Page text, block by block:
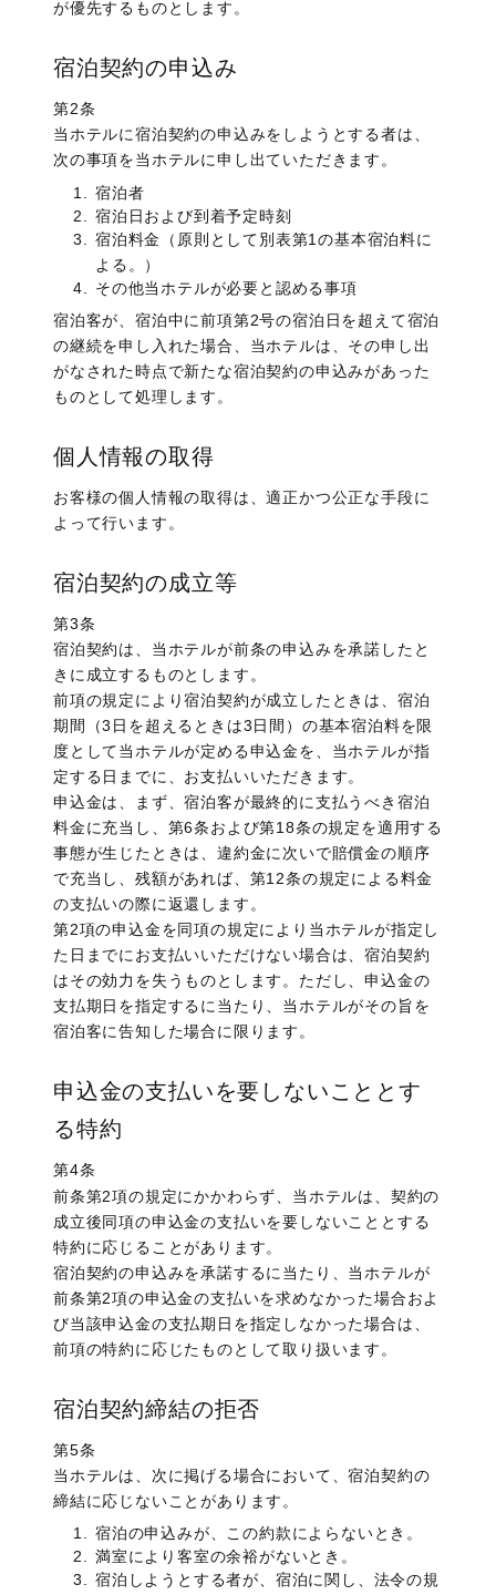
が優先するものとします。
宿泊契約の申込み
第2条
当ホテルに宿泊契約の申込みをしようとする者は、
次の事項を当ホテルに申し出ていただきます。
宿泊者
宿泊日および到着予定時刻
宿泊料金（原則として別表第1の基本宿泊料に
よる。）
その他当ホテルが必要と認める事項
宿泊客が、宿泊中に前項第2号の宿泊日を超えて宿泊
の継続を申し入れた場合、当ホテルは、その申し出
がなされた時点で新たな宿泊契約の申込みがあった
ものとして処理します。
個人情報の取得
お客様の個人情報の取得は、適正かつ公正な手段に
よって行います。
宿泊契約の成立等
第3条
宿泊契約は、当ホテルが前条の申込みを承諾したと
きに成立するものとします。
前項の規定により宿泊契約が成立したときは、宿泊
期間（3日を超えるときは3日間）の基本宿泊料を限
度として当ホテルが定める申込金を、当ホテルが指
定する日までに、お支払いいただきます。
申込金は、まず、宿泊客が最終的に支払うべき宿泊
料金に充当し、第6条および第18条の規定を適用する
事態が生じたときは、違約金に次いで賠償金の順序
で充当し、残額があれば、第12条の規定による料金
の支払いの際に返還します。
第2項の申込金を同項の規定により当ホテルが指定し
た日までにお支払いいただけない場合は、宿泊契約
はその効力を失うものとします。ただし、申込金の
支払期日を指定するに当たり、当ホテルがその旨を
宿泊客に告知した場合に限ります。
申込金の支払いを要しないこととす
る特約
第4条
前条第2項の規定にかかわらず、当ホテルは、契約の
成立後同項の申込金の支払いを要しないこととする
特約に応じることがあります。
宿泊契約の申込みを承諾するに当たり、当ホテルが
前条第2項の申込金の支払いを求めなかった場合およ
び当該申込金の支払期日を指定しなかった場合は、
前項の特約に応じたものとして取り扱います。
宿泊契約締結の拒否
第5条
当ホテルは、次に掲げる場合において、宿泊契約の
締結に応じないことがあります。
宿泊の申込みが、この約款によらないとき。
満室により客室の余裕がないとき。
宿泊しようとする者が、宿泊に関し、法令の規